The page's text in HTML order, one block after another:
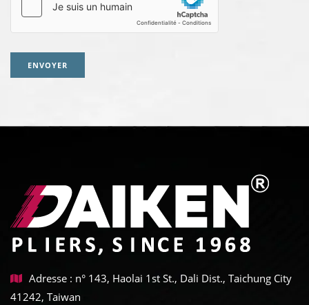
ENVOYER
Adresse : n° 143, Haolai 1st St., Dali Dist., Taichung City
41242, Taiwan